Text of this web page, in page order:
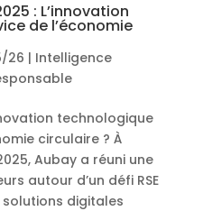
: L’innovation
de l’économie
26 | Intelligence
technologique
circulaire ? À
Aubay a réuni une
autour d’un défi RSE
digitales